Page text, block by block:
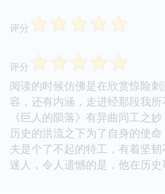
评分 ☆☆☆☆☆
评分 ☆☆☆☆☆
阅读的时候仿佛是在欣赏惊险
容，还有内涵，走进经那段我
《巨人的陨落》有异曲同工之
历史的洪流之下为了自身的使
夫是个了不起的特工，有着坚
迷人，令人遗憾的是，他在历史